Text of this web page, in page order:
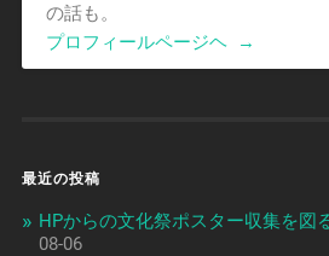
の話も。
プロフィールページヘ
→
最近の投稿
HPからの文化祭ポスター収集を図
08-06